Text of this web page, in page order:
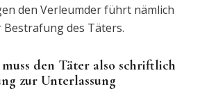
den Verleumder führt nämlich
des Täters.
den Täter also schriftlich
zur Unterlassung